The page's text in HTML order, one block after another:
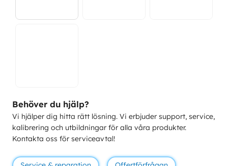
Behöver du hjälp?
Vi hjälper dig hitta rätt lösning. Vi erbjuder support, service,
kalibrering och utbildningar för alla våra produkter.
Kontakta oss för serviceavtal!